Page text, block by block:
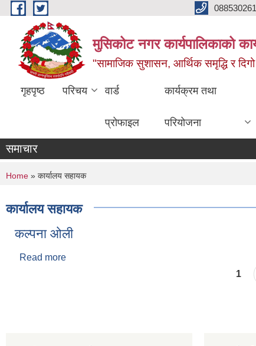
Skip to main content
मुसिकोट नगर कार्यपालिकाको
"सामाजिक सुशासन, आर्थिक समृद्धि र दिगो
गृहपृष्ठ परिचय वार्ड
प्रोफाइल
कार्यक्रम तथा
परियोजना
समाचार
You are here
Home » कार्यालय सहायक
कार्यालय सहायक
कल्पना ओली
Read more
1